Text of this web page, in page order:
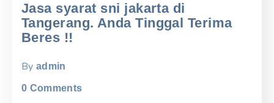
Jasa syarat sni jakarta di
Tangerang. Anda Tinggal Terima
Beres !!
By admin
0 Comments